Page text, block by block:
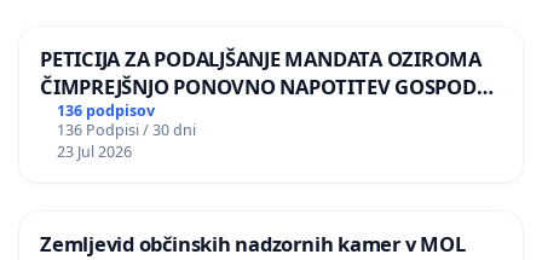
PETICIJA ZA PODALJŠANJE MANDATA OZIROMA
ČIMPREJŠNJO PONOVNO NAPOTITEV GOSPODA
BERNARDA ŠRAJNERJA NA VELEPOSLANIŠTVO
REPUBLIKE SLOVENIJE V MOSKVI
136 podpisov
136 Podpisi / 30 dni
23 Jul 2026
Zemljevid občinskih nadzornih kamer v MOL